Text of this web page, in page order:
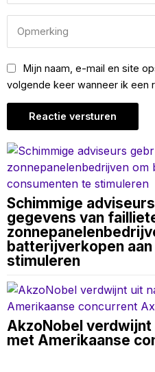
Mijn naam, e-mail en site
volgende keer wanneer ik een
Schimmige
gegevens van
batterijverkopen
stimuleren
AkzoNobel verdwijnt
met Amerikaanse